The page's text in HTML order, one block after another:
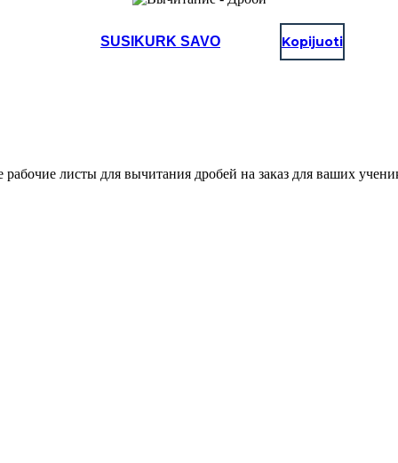
SUSIKURK SAVO Kopijuoti
листы для вычитания дробей на заказ для ваших